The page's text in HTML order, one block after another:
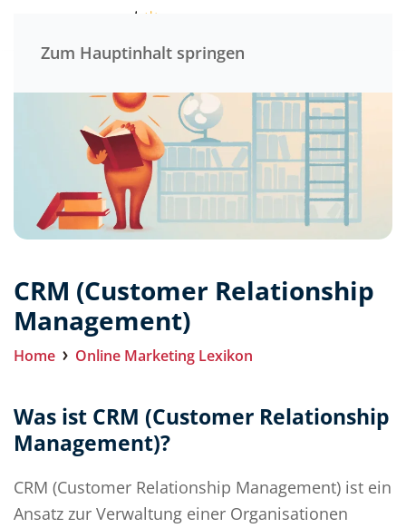
Zum Hauptinhalt springen
CRM (Customer Relationship
Management)
Home Online Marketing Lexikon
Was ist CRM (Customer Relationship
Management)?
CRM (Customer Relationship Management) ist ein
Ansatz zur Verwaltung einer Organisationen